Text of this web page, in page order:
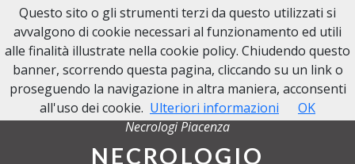
NECROLOGI PIACENZA
Necrologi Piacenza
NECROLOGIO
Questo sito o gli strumenti terzi da questo utilizzati si
avvalgono di cookie necessari al funzionamento ed utili
alle finalità illustrate nella cookie policy. Chiudendo questo
banner, scorrendo questa pagina, cliccando su un link o
proseguendo la navigazione in altra maniera, acconsenti
all'uso dei cookie. Ulteriori informazioni OK